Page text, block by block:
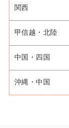
関西
甲信越・北陸
中国・四国
沖縄・中国